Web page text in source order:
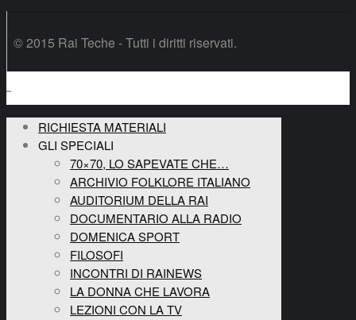
© 2015 Rai Teche - Tutti i diritti riservati.
RICHIESTA MATERIALI
GLI SPECIALI
70×70, LO SAPEVATE CHE…
ARCHIVIO FOLKLORE ITALIANO
AUDITORIUM DELLA RAI
DOCUMENTARIO ALLA RADIO
DOMENICA SPORT
FILOSOFI
INCONTRI DI RAINEWS
LA DONNA CHE LAVORA
LEZIONI CON LA TV